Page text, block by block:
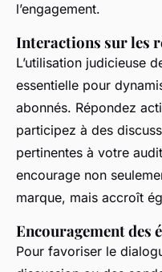
l’engagement.
Interactions sur les
L’utilisation judicieuse
essentielle pour
abonnés. Répondez
participez à des
pertinentes à votre
encourage non
marque, mais accroît
Encouragement des
Pour favoriser le